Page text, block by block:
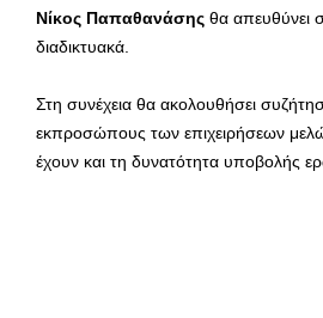
Νίκος Παπαθανάσης θα απευθύνει
διαδικτυακά.
Στη συνέχεια θα ακολουθήσει
εκπροσώπους των επιχειρήσεων
έχουν και τη δυνατότητα υποβολής